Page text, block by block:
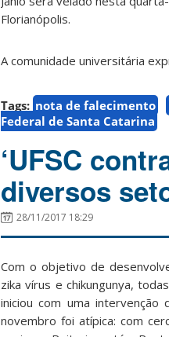
Florianópolis.
A comunidade universitária
Tags: nota de falecimento
Federal de Santa Catarina
‘UFSC
diversos
28/11/2017 18:29
Com o objetivo de
zika vírus e chikungunya,
iniciou com uma intervenção
novembro foi atípica: com